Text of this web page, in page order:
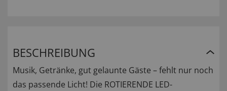
BESCHREIBUNG
Musik, Getränke, gut gelaunte Gäste – fehlt nur noch
das passende Licht! Die ROTIERENDE LED-